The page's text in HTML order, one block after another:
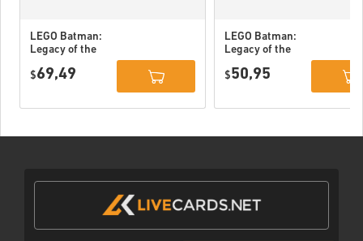
LEGO Batman:
Legacy of the
Deluxe Edition
$69,49
LEGO Batman:
Legacy of the
(STEAM) EU
$50,95